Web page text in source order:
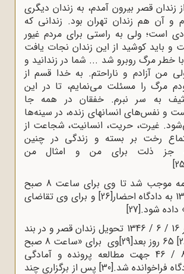
زندان قصر بیرون آمدم، به زندان دیگری
و آن هم زندان تهران بود. زندانی که
است؛ ولی به راستی برای مردم غیور
و باید کوشید از این زندان نجات یافت
خطر مرگ روبرو شد ... شما در زندانید و
من آزادم و ناراحتم. به خدا قسم از
مرگ را مسئلت می‌نمایم، تا در این
به سر نبرم. خفقان در همه جا
و نفس‌های انسانهای زنده، در سینه‌ها
غیرت، حریت، انسانیت، شجاعت از
رخت بر بسته و زندگی در چنین
جز ذلت برای من و امثال من
کشف این نامه موجب شد تا وی برای ساعت 8 صبح
[26] و برای وی تقاضای
داده شود.[27]
حسین‌زاده در 16 / 6 / 1346 تحویل زندان قصر و در بند
[29]
وی برای «ساعت 8 صبح
یکشنبه 21 / 8 / 46 جهت مطالعه پرونده و آمادگی
فراخوانده شد.[30] پس از برگزاری چند